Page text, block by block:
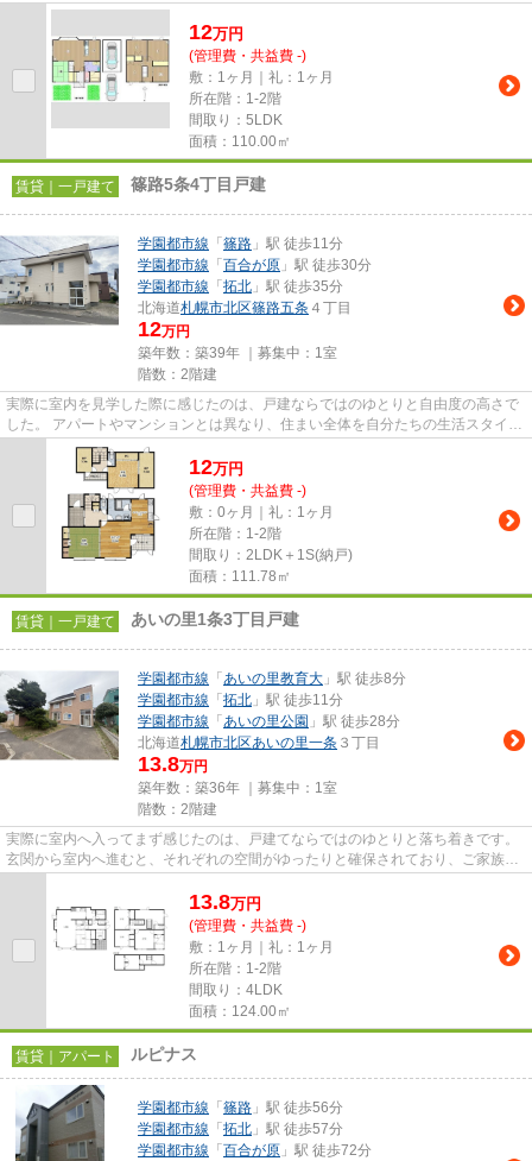
プライベート空間を確保しなが...
12万円
(管理費・共益費 -)
敷：1ヶ月｜礼：1ヶ月
所在階：1-2階
間取り：5LDK
面積：110.00㎡
賃貸｜一戸建て 篠路5条4丁目戸建
学園都市線 「 篠路 」駅 徒歩11分
学園都市線 「 百合が原 」駅 徒歩30分
学園都市線 「 拓北 」駅 徒歩35分
北海道札幌市北区篠路五条 ４丁目
12万円
築年数：築39年 ｜募集中： 1室
階数：2階建
実際に室内を見学した際に感じたのは、戸建ならではのゆとりと自由度の高さで
した。 アパートやマンションとは異なり、住まい全体を自分たちの生活スタイル
に合わせて活用できそうな...
12万円
(管理費・共益費 -)
敷：0ヶ月｜礼：1ヶ月
所在階：1-2階
間取り：2LDK＋1S(納戸)
面積：111.78㎡
賃貸｜一戸建て あいの里1条3丁目戸建
学園都市線 「 あいの里教育大 」駅 徒歩8分
学園都市線 「 拓北 」駅 徒歩11分
学園都市線 「 あいの里公園 」駅 徒歩28分
北海道札幌市北区あいの里一条 ３丁目
13.8万円
築年数：築36年 ｜募集中： 1室
階数：2階建
実際に室内へ入ってまず感じたのは、戸建てならではのゆとりと落ち着きです。
玄関から室内へ進むと、それぞれの空間がゆったりと確保されており、ご家族が
13.8万円
(管理費・共益費 -)
敷：1ヶ月｜礼：1ヶ月
所在階：1-2階
間取り：4LDK
面積：124.00㎡
賃貸｜アパート ルピナス
学園都市線 「 篠路 」駅 徒歩56分
学園都市線 「 拓北 」駅 徒歩57分
学園都市線 「 百合が原 」駅 徒歩72分